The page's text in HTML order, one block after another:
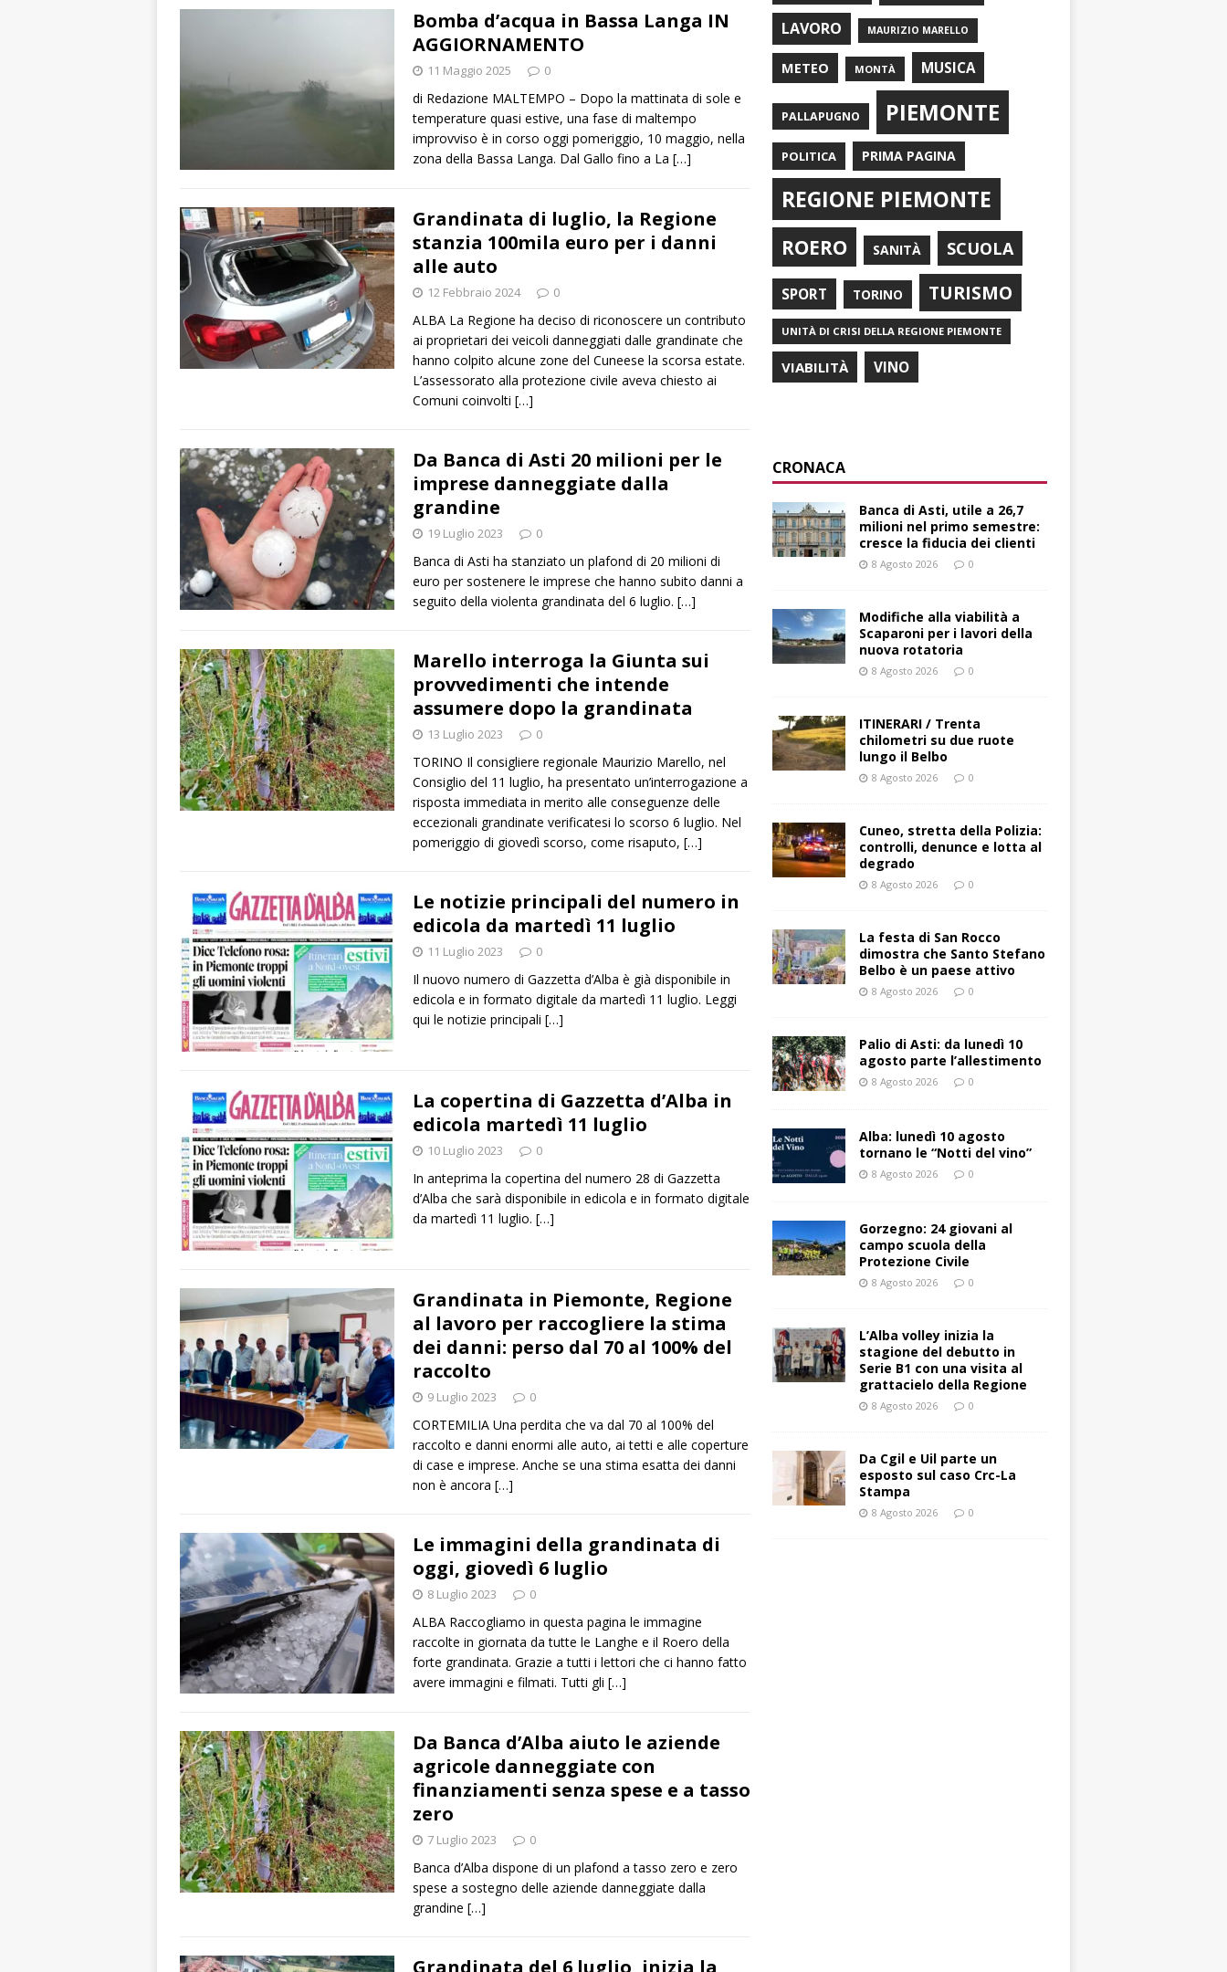
Bomba d’acqua in Bassa Langa IN
AGGIORNAMENTO
11 Maggio 2025 0
di Redazione MALTEMPO – Dopo la mattinata di sole e
temperature quasi estive, una fase di maltempo
improvviso è in corso oggi pomeriggio, 10 maggio, nella
zona della Bassa Langa. Dal Gallo fino a La […]
Grandinata di luglio, la Regione
stanzia 100mila euro per i danni
alle auto
12 Febbraio 2024 0
ALBA La Regione ha deciso di riconoscere un contributo
ai proprietari dei veicoli danneggiati dalle grandinate che
hanno colpito alcune zone del Cuneese la scorsa estate.
L’assessorato alla protezione civile aveva chiesto ai
Comuni coinvolti […]
Da Banca di Asti 20 milioni per le
imprese danneggiate dalla
grandine
19 Luglio 2023 0
Banca di Asti ha stanziato un plafond di 20 milioni di
euro per sostenere le imprese che hanno subito danni a
seguito della violenta grandinata del 6 luglio. […]
Marello interroga la Giunta sui
provvedimenti che intende
assumere dopo la grandinata
13 Luglio 2023 0
TORINO Il consigliere regionale Maurizio Marello, nel
Consiglio del 11 luglio, ha presentato un’interrogazione a
risposta immediata in merito alle conseguenze delle
eccezionali grandinate verificatesi lo scorso 6 luglio. Nel
pomeriggio di giovedì scorso, come risaputo, […]
Le notizie principali del numero in
edicola da martedì 11 luglio
11 Luglio 2023 0
Il nuovo numero di Gazzetta d’Alba è già disponibile in
edicola e in formato digitale da martedì 11 luglio. Leggi
qui le notizie principali […]
La copertina di Gazzetta d’Alba in
edicola martedì 11 luglio
10 Luglio 2023 0
In anteprima la copertina del numero 28 di Gazzetta
d’Alba che sarà disponibile in edicola e in formato digitale
da martedì 11 luglio. […]
Grandinata in Piemonte, Regione
al lavoro per raccogliere la stima
dei danni: perso dal 70 al 100% del
raccolto
9 Luglio 2023 0
CORTEMILIA Una perdita che va dal 70 al 100% del
raccolto e danni enormi alle auto, ai tetti e alle coperture
di case e imprese. Anche se una stima esatta dei danni
non è ancora […]
Le immagini della grandinata di
oggi, giovedì 6 luglio
8 Luglio 2023 0
ALBA Raccogliamo in questa pagina le immagine
raccolte in giornata da tutte le Langhe e il Roero della
forte grandinata. Grazie a tutti i lettori che ci hanno fatto
avere immagini e filmati. Tutti gli […]
Da Banca d’Alba aiuto le aziende
agricole danneggiate con
finanziamenti senza spese e a tasso
zero
7 Luglio 2023 0
Banca d’Alba dispone di un plafond a tasso zero e zero
spese a sostegno delle aziende danneggiate dalla
grandine […]
LAVORO MAURIZIO MARELLO
METEO MONTÀ MUSICA
PALLAPUGNO PIEMONTE
POLITICA PRIMA PAGINA
REGIONE PIEMONTE
ROERO SANITÀ SCUOLA
SPORT TORINO TURISMO
UNITÀ DI CRISI DELLA REGIONE PIEMONTE
VIABILITÀ VINO
CRONACA
Banca di Asti, utile a 26,7
milioni nel primo semestre:
cresce la fiducia dei clienti
8 Agosto 2026 0
Modifiche alla viabilità a
Scaparoni per i lavori della
nuova rotatoria
8 Agosto 2026 0
ITINERARI / Trenta
chilometri su due ruote
lungo il Belbo
8 Agosto 2026 0
Cuneo, stretta della Polizia:
controlli, denunce e lotta al
degrado
8 Agosto 2026 0
La festa di San Rocco
dimostra che Santo Stefano
Belbo è un paese attivo
8 Agosto 2026 0
Palio di Asti: da lunedì 10
agosto parte l’allestimento
8 Agosto 2026 0
Alba: lunedì 10 agosto
tornano le “Notti del vino”
8 Agosto 2026 0
Gorzegno: 24 giovani al
campo scuola della
Protezione Civile
8 Agosto 2026 0
L’Alba volley inizia la
stagione del debutto in
Serie B1 con una visita al
grattacielo della Regione
8 Agosto 2026 0
Da Cgil e Uil parte un
esposto sul caso Crc-La
Stampa
8 Agosto 2026 0